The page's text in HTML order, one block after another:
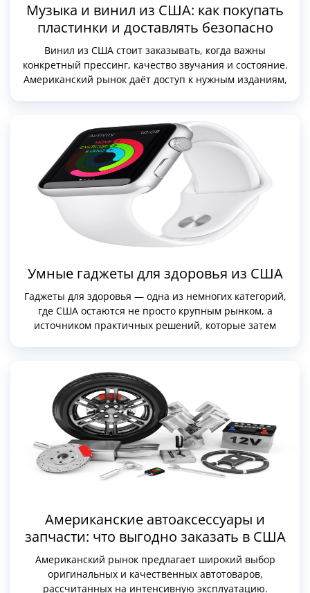
Музыка и винил из США: как покупать
пластинки и доставлять безопасно
Винил из США стоит заказывать, когда важны
конкретный прессинг, качество звучания и состояние.
Американский рынок даёт доступ к нужным изданиям,
Умные гаджеты для здоровья из США
Гаджеты для здоровья — одна из немногих категорий,
где США остаются не просто крупным рынком, а
источником практичных решений, которые затем
Американские автоаксессуары и
запчасти: что выгодно заказать в США
Американский рынок предлагает широкий выбор
оригинальных и качественных автотоваров,
рассчитанных на интенсивную эксплуатацию.